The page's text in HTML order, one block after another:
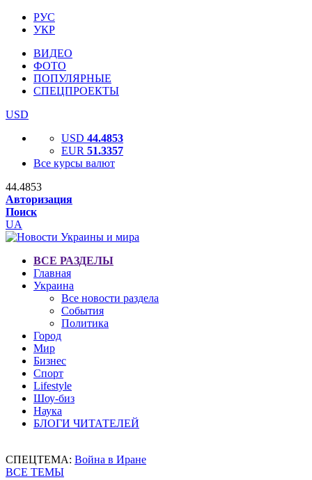
РУС
УКР
ВИДЕО
ФОТО
ПОПУЛЯРНЫЕ
СПЕЦПРОЕКТЫ
USD
USD 44.4853
EUR 51.3357
Все курсы валют
44.4853
Авторизация
Поиск
UA
ВСЕ РАЗДЕЛЫ
Главная
Украина
Все новости раздела
События
Политика
Город
Мир
Бизнес
Спорт
Lifestyle
Шоу-биз
Наука
БЛОГИ ЧИТАТЕЛЕЙ
СПЕЦТЕМА: Война в Иране
ВСЕ ТЕМЫ